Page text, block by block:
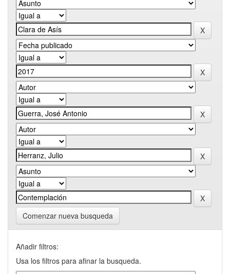
Comenzar nueva busqueda
Añadir filtros:
Usa los filtros para afinar la busqueda.